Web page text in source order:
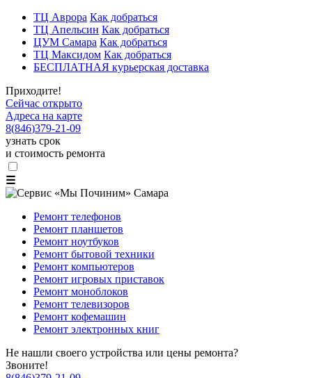
ТЦ Аврора Как добраться
ТЦ Апельсин Как добраться
ЦУМ Самара Как добраться
ТЦ Максидом Как добраться
БЕСПЛАТНАЯ курьерская доставка
Приходите!
Сейчас открыто
Адреса на карте
8(846)379-21-09
узнать срок
и стоимость ремонта
☰
Ремонт телефонов
Ремонт планшетов
Ремонт ноутбуков
Ремонт бытовой техники
Ремонт компьютеров
Ремонт игровых приставок
Ремонт моноблоков
Ремонт телевизоров
Ремонт кофемашин
Ремонт электронных книг
Не нашли своего устройства или цены ремонта?
Звоните!